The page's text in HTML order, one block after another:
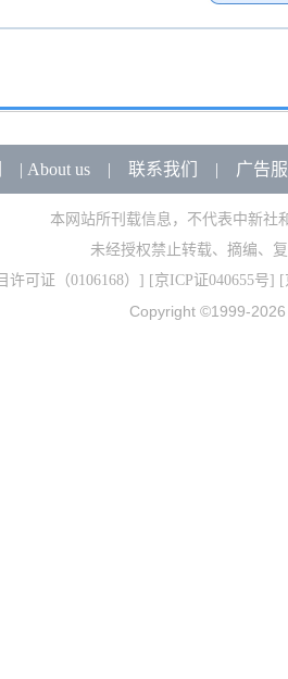
| About us| 联系我们 | 广告
本网站所刊载信息，不代表中新社
未经授权禁止转载、摘编、
可证（0106168） ] [京ICP证040655号] [
Copyright ©1999-